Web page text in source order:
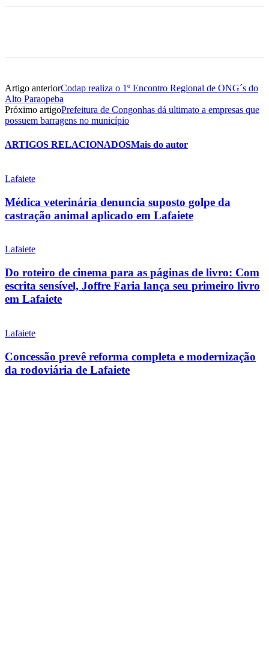
Artigo anteriorCodap realiza o 1º Encontro Regional de ONG´s do
Alto Paraopeba
Próximo artigoPrefeitura de Congonhas dá ultimato a empresas que
possuem barragens no município
ARTIGOS RELACIONADOSMais do autor
Lafaiete
Médica veterinária denuncia suposto golpe da
castração animal aplicado em Lafaiete
Lafaiete
Do roteiro de cinema para as páginas de livro: Com
escrita sensível, Joffre Faria lança seu primeiro livro
em Lafaiete
Lafaiete
Concessão prevê reforma completa e modernização
da rodoviária de Lafaiete